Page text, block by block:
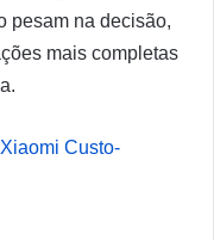
pesam na decisão,
mais completas
Custo-